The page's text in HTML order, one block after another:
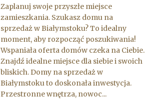
Zaplanuj swoje przyszłe miejsce
zamieszkania. Szukasz domu na
sprzedaż w Białymstoku? To idealny
moment, aby rozpocząć poszukiwania!
Wspaniała oferta domów czeka na Ciebie.
Znajdź idealne miejsce dla siebie i swoich
bliskich. Domy na sprzedaż w
Białymstoku to doskonała inwestycja.
Przestronne wnętrza, nowoc...